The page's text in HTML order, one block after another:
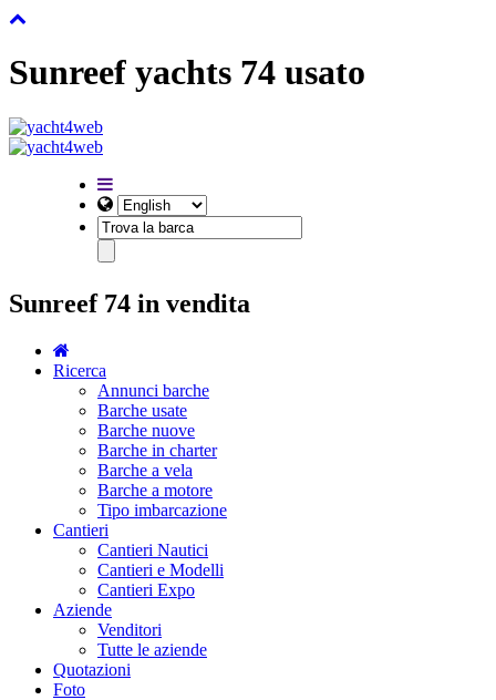
Sunreef yachts 74 usato
Sunreef 74 in vendita
Ricerca
Annunci barche
Barche usate
Barche nuove
Barche in charter
Barche a vela
Barche a motore
Tipo imbarcazione
Cantieri
Cantieri Nautici
Cantieri e Modelli
Cantieri Expo
Aziende
Venditori
Tutte le aziende
Quotazioni
Foto